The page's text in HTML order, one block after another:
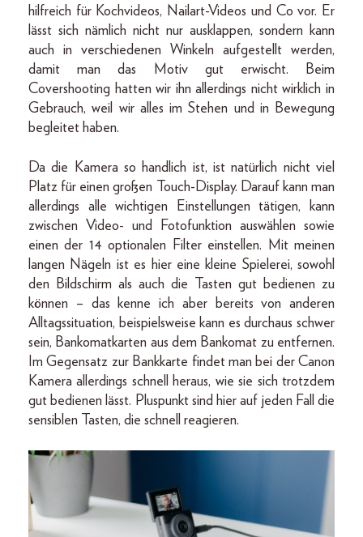
hilfreich für Kochvideos, Nailart-Videos und Co vor. Er
lässt sich nämlich nicht nur ausklappen, sondern kann
auch in verschiedenen Winkeln aufgestellt werden,
damit man das Motiv gut erwischt. Beim
Covershooting hatten wir ihn allerdings nicht wirklich in
Gebrauch, weil wir alles im Stehen und in Bewegung
begleitet haben.
Da die Kamera so handlich ist, ist natürlich nicht viel
Platz für einen großen Touch-Display. Darauf kann man
allerdings alle wichtigen Einstellungen tätigen, kann
zwischen Video- und Fotofunktion auswählen sowie
einen der 14 optionalen Filter einstellen. Mit meinen
langen Nägeln ist es hier eine kleine Spielerei, sowohl
den Bildschirm als auch die Tasten gut bedienen zu
können – das kenne ich aber bereits von anderen
Alltagssituation, beispielsweise kann es durchaus schwer
sein, Bankomatkarten aus dem Bankomat zu entfernen.
Im Gegensatz zur Bankkarte findet man bei der Canon
Kamera allerdings schnell heraus, wie sie sich trotzdem
gut bedienen lässt. Pluspunkt sind hier auf jeden Fall die
sensiblen Tasten, die schnell reagieren.